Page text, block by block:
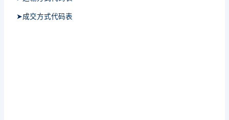
➤成交方式代码表